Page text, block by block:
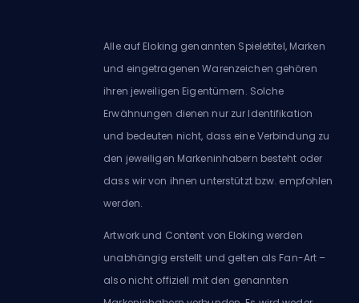
Alle auf Eloking genannten Spieletitel, Marken
und eingetragenen Warenzeichen gehören
ihren jeweiligen Eigentümern. Solche
Erwähnungen dienen nur zur Identifikation
und bedeuten nicht, dass eine Verbindung zu
den jeweiligen Markeninhabern besteht oder
dass wir von ihnen unterstützt bzw. empfohlen
werden.
Artwork und Content von Eloking werden
unabhängig erstellt und gelten als Fan-Art –
also nicht offiziell mit den genannten